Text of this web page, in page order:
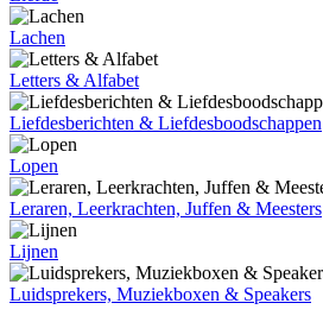
Lachen
Letters & Alfabet
Liefdesberichten & Liefdesboodschappen
Lopen
Leraren, Leerkrachten, Juffen & Meesters
Lijnen
Luidsprekers, Muziekboxen & Speakers